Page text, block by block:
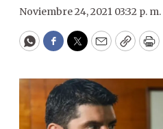
Noviembre 24, 2021 03:32 p. m.
WhatsApp
Facebook
Twitter
EmailCopy